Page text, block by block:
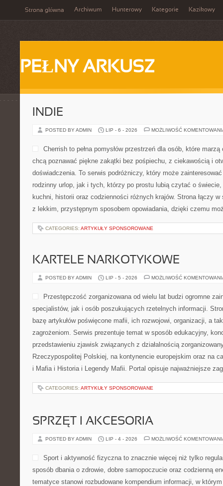
Strona główna Archiwum Hunterowy Kategorie Kazikowy
PEŁNY ARKUSZ
INDIE
POSTED BY ADMIN LIP - 6 - 2026 MOŻLIWOŚĆ
Cherrish to pełna pomysłów przestrzeń dla osób, które
chcą poznawać piękne zakątki bez pośpiechu, z ciekawością i
doświadczenia. To serwis podróżniczy, który może
rodzinny urlop, jak i tych, którzy po prostu lubią czytać o
kuchni, historii oraz codzienności różnych krajów. Strona łączy
z lekkim, przystępnym sposobem opowiadania, dzięki czemu
CATEGORIES: ARTYKUŁY SPONSOROWANE
KARTELE NARKOTYKOWE
POSTED BY ADMIN LIP - 5 - 2026 MOŻLIWOŚĆ
Przestępczość zorganizowana od wielu lat budzi ogromne
specjalistów, jak i osób poszukujących rzetelnych informacji.
bazę artykułów poświęcone mafii, ich rozwojowi, organizacji, a
zagrożeniom. Serwis prezentuje temat w sposób edukacyjny,
przedstawieniu zjawisk związanych z działalnością
Rzeczypospolitej Polskiej, na kontynencie europejskim oraz na
i Mafia i Historia i Legendy Mafii. Portal opisuje najważniejsze
CATEGORIES: ARTYKUŁY SPONSOROWANE
SPRZĘT I AKCESORIA
POSTED BY ADMIN LIP - 4 - 2026 MOŻLIWOŚĆ
Sport i aktywność fizyczna to znacznie więcej niż tylko
sposób dbania o zdrowie, dobre samopoczucie oraz codzienną
tematyce stanowi rozbudowane kompendium informacji, w